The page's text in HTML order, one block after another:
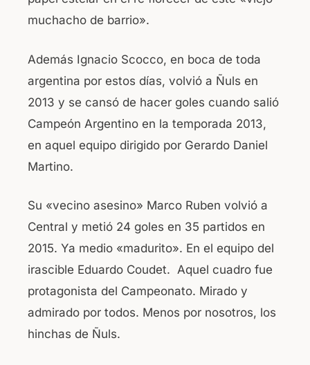
muchacho de barrio».
Además Ignacio Scocco, en boca de toda
argentina por estos días, volvió a Ñuls en
2013 y se cansó de hacer goles cuando salió
Campeón Argentino en la temporada 2013,
en aquel equipo dirigido por Gerardo Daniel
Martino.
Su «vecino asesino» Marco Ruben volvió a
Central y metió 24 goles en 35 partidos en
2015. Ya medio «madurito». En el equipo del
irascible Eduardo Coudet. Aquel cuadro fue
protagonista del Campeonato. Mirado y
admirado por todos. Menos por nosotros, los
hinchas de Ñuls.